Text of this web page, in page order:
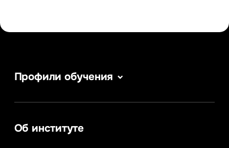
Профили обучения
Сервис в сфере туризма и гостеприимства
аналитика
Управление в сфере коммерческой
Об институте